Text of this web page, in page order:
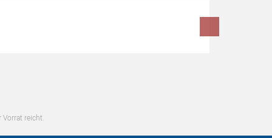
Vorrat reicht.